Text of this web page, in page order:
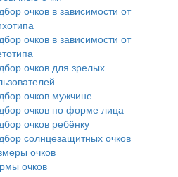
очков в зависимости от
очков в зависимости от
очков для зрелых
очков мужчине
очков по форме лица
очков ребёнку
солнцезащитных очков
очков
очков